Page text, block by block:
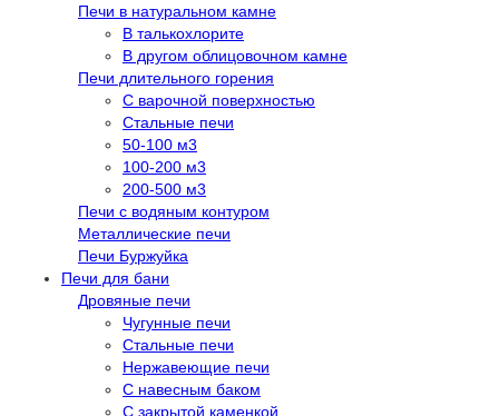
Печи в натуральном камне
В талькохлорите
В другом облицовочном камне
Печи длительного горения
С варочной поверхностью
Стальные печи
50-100 м3
100-200 м3
200-500 м3
Печи с водяным контуром
Металлические печи
Печи Буржуйка
Печи для бани
Дровяные печи
Чугунные печи
Стальные печи
Нержавеющие печи
С навесным баком
С закрытой каменкой